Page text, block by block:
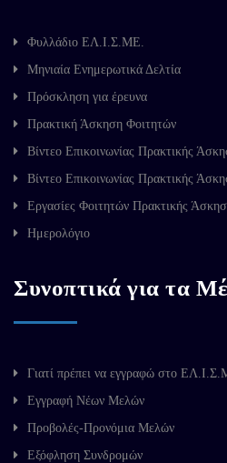
Φυλλάδιο ΕΛ.Ι.Σ.ΜΕ.
Μηνιαία Ενημερωτικά Δελτία
Πρόσκληση για έρευνα
Πρακτική Άσκηση Φοιτητών
Βίντεο Επικοινωνίας Πρακτικής
Βίντεο Επικοινωνίας Πρακτικής
Εργασίες Φοιτητών Πρακτικής
Ημερολόγιο
Συνοπτικά για τα
Γιατί πρέπει να εγγραφώ στο
Εγγραφή Νέων Μελών
Προβολές-Προνόμια Μελών
Εξόφληση Συνδρομών